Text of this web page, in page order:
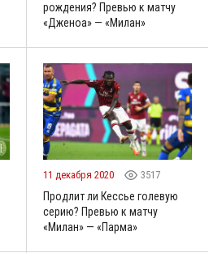
рождения? Превью к матчу
«Дженоа» — «Милан»
11 декабря 2020 3517
Продлит ли Кессье голевую
серию? Превью к матчу
«Милан» — «Парма»